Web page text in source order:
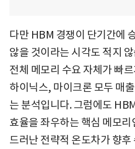
다만 HBM 경쟁이 단기간에
않을 것이라는 시각도 적지
전체 메모리 수요 자체가 빠
하이닉스, 마이크론 모두 매
는 분석입니다. 그럼에도
효율을 좌우하는 핵심 메모
드러난 전략적 온도차가 향